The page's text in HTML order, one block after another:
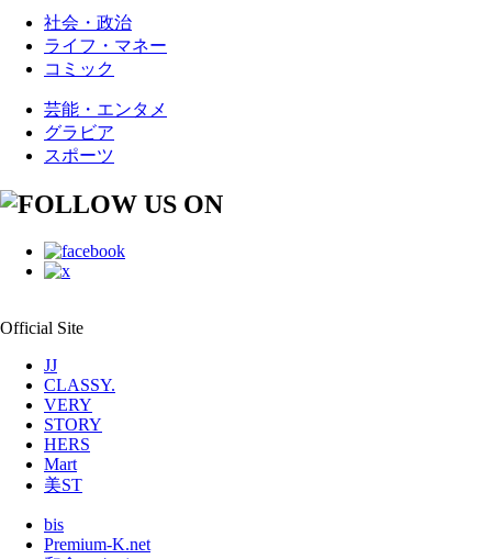
社会・政治
ライフ・マネー
コミック
芸能・エンタメ
グラビア
スポーツ
Official Site
JJ
CLASSY.
VERY
STORY
HERS
Mart
美ST
bis
Premium-K.net